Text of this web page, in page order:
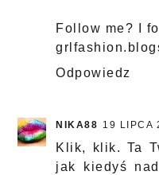
Follow me? I
Odpowiedz
NIKA88 19 LIPCA
Klik, klik. Ta
jak kiedyś